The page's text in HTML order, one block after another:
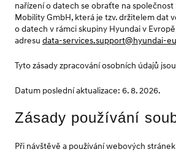
nařízení o datech se obraťte na
Mobility GmbH, která je tzv. držitelem dat
o datech v rámci skupiny Hyundai v
adresu data-services.support@hyundai-
Tyto zásady zpracování osobních údajů
Datum poslední aktualizace: 6. 8. 2026.
Zásady používání
Při návštěvě a používání webových